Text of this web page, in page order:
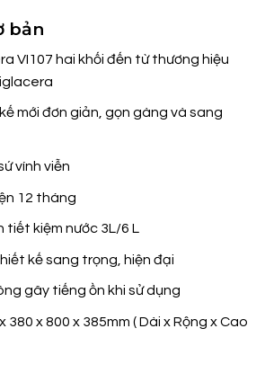
bản
VI107 hai khối đến từ thương hiệu
mới đơn giản, gọn gàng và sang
vính viễn
12 tháng
tiết kiệm nước 3L/6 L
kế sang trọng, hiện đại
gây tiếng ồn khi sử dụng
380 x 800 x 385mm ( Dài x Rộng x Cao